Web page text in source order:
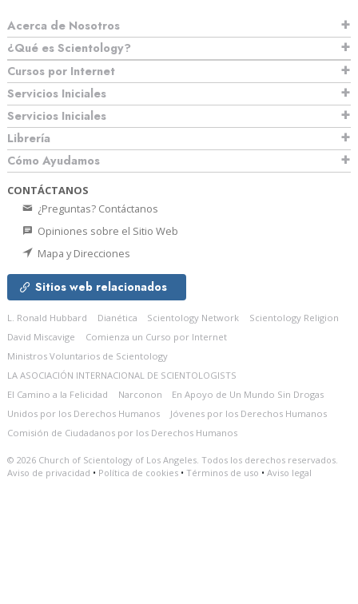
Acerca de Nosotros
¿Qué es Scientology?
Cursos por Internet
Servicios Iniciales
Servicios Iniciales
Librería
Cómo Ayudamos
CONTÁCTANOS
¿Preguntas? Contáctanos
Opiniones sobre el Sitio Web
Mapa y Direcciones
Sitios web relacionados
L. Ronald Hubbard Dianética Scientology Network
Scientology Religion
David Miscavige
Comienza un Curso por Internet
Ministros Voluntarios de Scientology
LA ASOCIACIÓN INTERNACIONAL DE SCIENTOLOGISTS
El Camino a la Felicidad
Narconon
En Apoyo de Un Mundo Sin Drogas
Unidos por los Derechos Humanos
Jóvenes por los Derechos Humanos
Comisión de Ciudadanos por los Derechos Humanos
© 2026 Church of Scientology of Los Angeles. Todos los derechos reservados.
Aviso de privacidad • Política de cookies • Términos de uso • Aviso legal